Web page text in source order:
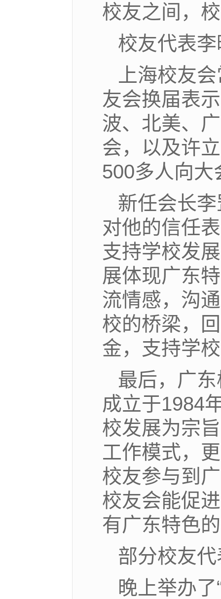
校友之间，
校友代表
上海校友
友会换届表
波、北美、
会，以及许
500多人向大
新任会长
对他的信任
支持学校发
展体现广东
流情感，沟
校的桥梁，
金，支持学
最后，广
成立于1984
校发展为宗
工作模式，
校友参与到
校友会能促
有广东特色
部分校友
晚上举办